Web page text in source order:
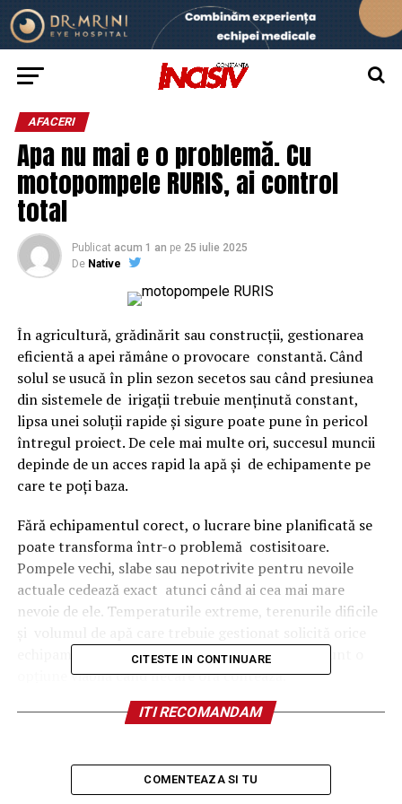
AFACERI
Apa nu mai e o problemă. Cu
motopompele RURIS, ai control
total
Publicat acum 1 an pe 25 iulie 2025
De Native
În agricultură, grădinărit sau construcții, gestionarea
eficientă a apei rămâne o provocare constantă. Când
solul se usucă în plin sezon secetos sau când presiunea
din sistemele de irigații trebuie menținută constant,
lipsa unei soluții rapide și sigure poate pune în pericol
întregul proiect. De cele mai multe ori, succesul muncii
depinde de un acces rapid la apă și de echipamente pe
care te poți baza.
Fără echipamentul corect, o lucrare bine planificată se
poate transforma într-o problemă costisitoare.
Pompele vechi, slabe sau nepotrivite pentru nevoile
actuale cedează exact atunci când ai cea mai mare
nevoie de ele. Temperaturile extreme, terenurile dificile
echipament la limită, iar improvizațiile nu mai sunt o
opțiune viabilă când fiecare oră contează.
În fața acestor provocări reale, soluția vine de la RURIS,
un brand românesc care înțelege nevoile din teren și
CITESTE IN CONTINUARE
ITI RECOMANDAM
COMENTEAZA SI TU